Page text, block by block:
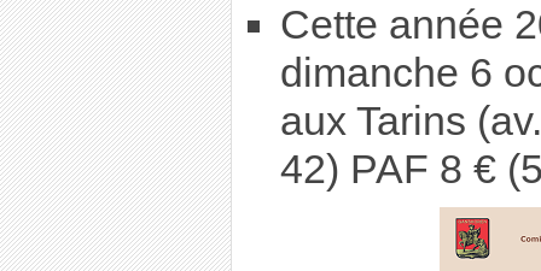
Cette année
dimanche 6
aux Tarins
42) PAF 8 €